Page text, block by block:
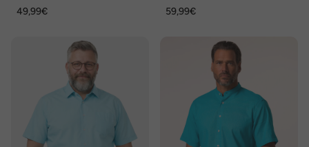
tot 8XL
49,99€
Comfort Fit, tot 8XL
59,99€